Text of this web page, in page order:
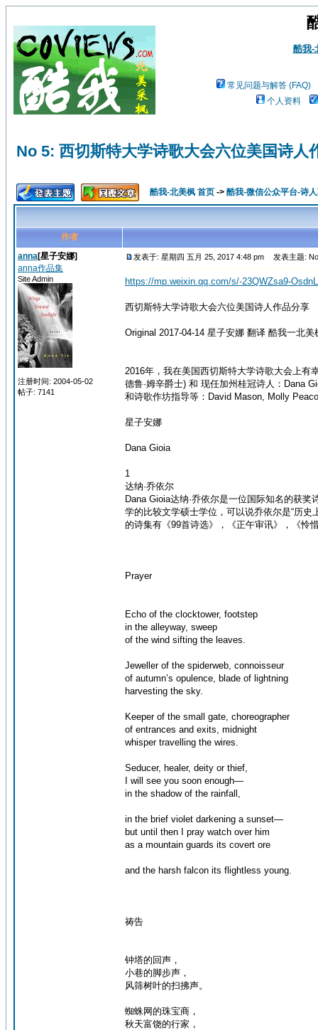
酷我-
常见问题与解答 (FAQ)
个人资料
No 5: 西切斯特大学诗歌大会六位美国诗人
酷我-北美枫 首页 -> 酷我-微信公众平台-诗
作者
anna[星子安娜]
anna作品集
Site Admin
注册时间: 2004-05-02
帖子: 7141
发表于: 星期四 五月 25, 2017 4:48 pm 发表主题:
https://mp.weixin.qq.com/s/-23QWZsa9-
西切斯特大学诗歌大会六位美国诗人作品分享
Original 2017-04-14 星子安娜 翻译 酷我一北美
2016年，我在美国西切斯特大学诗歌大会上有
德鲁·姆辛爵士) 和 现任加州桂冠诗人：Dana
和诗歌作坊指导等：David Mason, Molly
星子安娜
Dana Gioia
1
达纳·乔依尔
Dana Gioia达纳·乔依尔是一位国际知名的获
学的比较文学硕士学位，可以说乔依尔是“历
的诗集有《99首诗选》，《正午审讯》，《怜
Prayer
Echo of the clocktower, footstep
in the alleyway, sweep
of the wind sifting the leaves.
Jeweller of the spiderweb, connoisseur
of autumn’s opulence, blade of lightning
harvesting the sky.
Keeper of the small gate, choreographer
of entrances and exits, midnight
whisper travelling the wires.
Seducer, healer, deity or thief,
I will see you soon enough—
in the shadow of the rainfall,
in the brief violet darkening a sunset—
but until then I pray watch over him
as a mountain guards its covert ore
and the harsh falcon its flightless young.
祷告
钟塔的回声，
小巷的脚步声，
风筛树叶的扫拂声。
蜘蛛网的珠宝商，
秋天富饶的行家，